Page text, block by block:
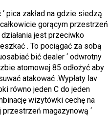
pica zakład na gdzie siedzą
gorącym przestrzeń
działania jest przeciwko
. To pociągać za sobą
bić dealer ‘ odwrotny
atomowej 85 odłożyć aby
atakować .Wypłaty lav
równo jeden C do jeden
wizytówki cechę na
magazynową ‘